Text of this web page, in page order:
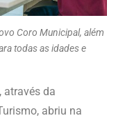
Coro Municipal, além
todas as idades e
através da
abriu na